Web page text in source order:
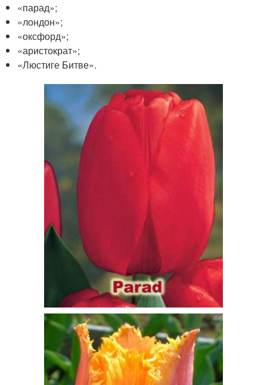
«парад»;
«лондон»;
«оксфорд»;
«аристократ»;
«Люстиге Битве».